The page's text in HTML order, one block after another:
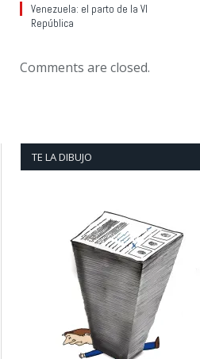
Venezuela: el parto de la VI
República
Comments are closed.
TE LA DIBUJO